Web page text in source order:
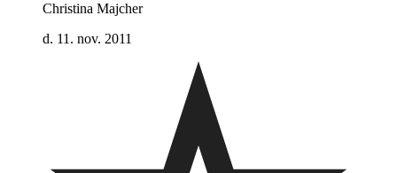
Christina Majcher
d. 11. nov. 2011